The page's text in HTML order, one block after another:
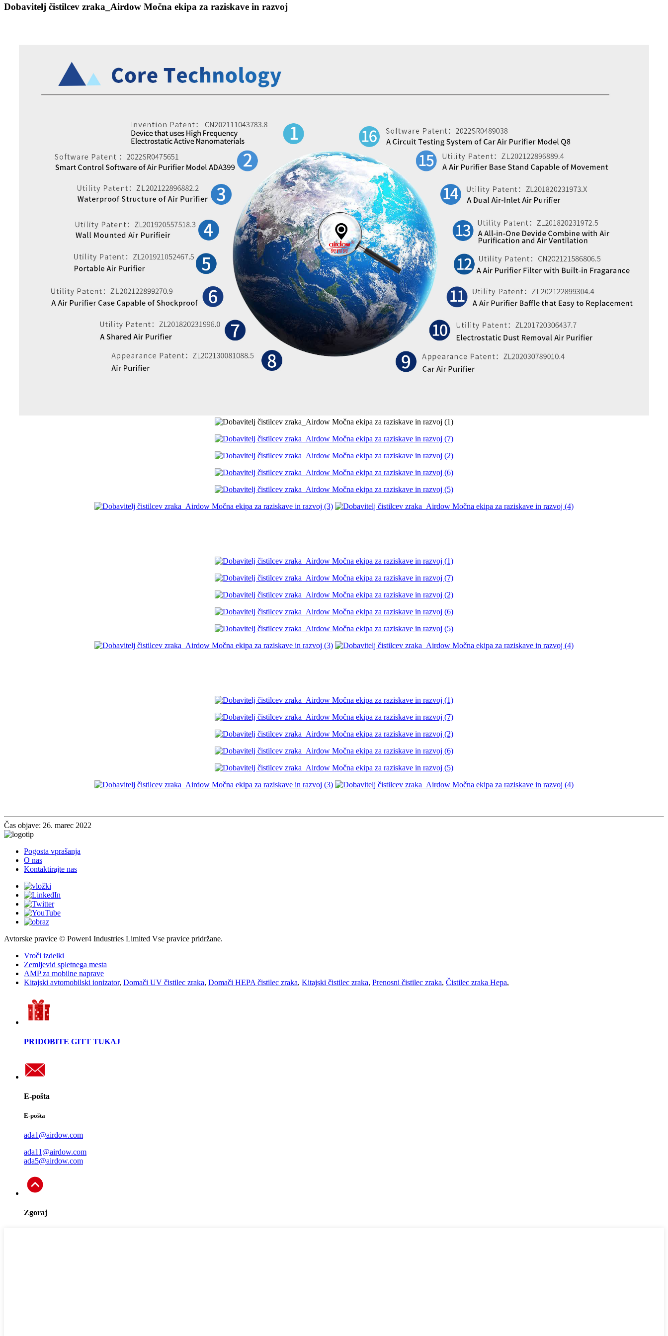
Dobavitelj čistilcev zraka_Airdow Močna ekipa za raziskave in razvoj
Čas objave: 26. marec 2022
Pogosta vprašanja
O nas
Kontaktirajte nas
Avtorske pravice © Power4 Industries Limited Vse pravice pridržane.
Vroči izdelki
Zemljevid spletnega mesta
AMP za mobilne naprave
Kitajski avtomobilski ionizator, Domači UV čistilec zraka, Domači HEPA čistilec zraka, Kitajski čistilec zraka, Prenosni čistilec zraka, Čistilec zraka Hepa,
PRIDOBITE GITT TUKAJ
E-pošta
E-pošta
ada1@airdow.com
ada11@airdow.com
ada5@airdow.com
Zgoraj